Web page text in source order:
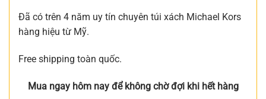
Đã có trên 4 năm uy tín chuyên túi xách Michael Kors
hàng hiệu từ Mỹ.
Free shipping toàn quốc.
Mua ngay hôm nay để không chờ đợi khi hết hàng